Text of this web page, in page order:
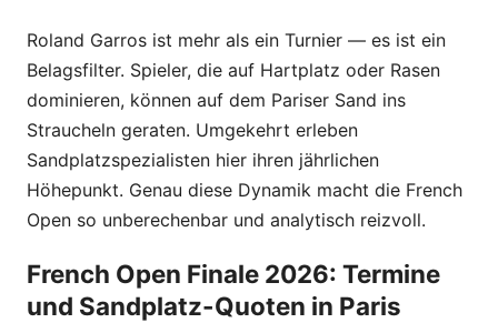
Roland Garros ist mehr als ein Turnier — es ist ein
Belagsfilter. Spieler, die auf Hartplatz oder Rasen
dominieren, können auf dem Pariser Sand ins
Straucheln geraten. Umgekehrt erleben
Sandplatzspezialisten hier ihren jährlichen
Höhepunkt. Genau diese Dynamik macht die French
Open so unberechenbar und analytisch reizvoll.
French Open Finale 2026: Termine
und Sandplatz-Quoten in Paris